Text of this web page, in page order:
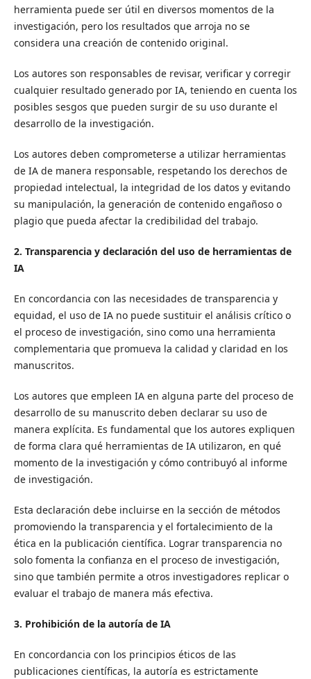
herramienta puede ser útil en diversos momentos de la
investigación, pero los resultados que arroja no se
considera una creación de contenido original.
Los autores son responsables de revisar, verificar y corregir
cualquier resultado generado por IA, teniendo en cuenta los
posibles sesgos que pueden surgir de su uso durante el
desarrollo de la investigación.
Los autores deben comprometerse a utilizar herramientas
de IA de manera responsable, respetando los derechos de
propiedad intelectual, la integridad de los datos y evitando
su manipulación, la generación de contenido engañoso o
plagio que pueda afectar la credibilidad del trabajo.
2. Transparencia y declaración del uso de herramientas de
IA
En concordancia con las necesidades de transparencia y
equidad, el uso de IA no puede sustituir el análisis crítico o
el proceso de investigación, sino como una herramienta
complementaria que promueva la calidad y claridad en los
manuscritos.
Los autores que empleen IA en alguna parte del proceso de
desarrollo de su manuscrito deben declarar su uso de
manera explícita. Es fundamental que los autores expliquen
de forma clara qué herramientas de IA utilizaron, en qué
momento de la investigación y cómo contribuyó al informe
de investigación.
Esta declaración debe incluirse en la sección de métodos
promoviendo la transparencia y el fortalecimiento de la
ética en la publicación científica. Lograr transparencia no
solo fomenta la confianza en el proceso de investigación,
sino que también permite a otros investigadores replicar o
evaluar el trabajo de manera más efectiva.
3. Prohibición de la autoría de IA
En concordancia con los principios éticos de las
publicaciones científicas, la autoría es estrictamente